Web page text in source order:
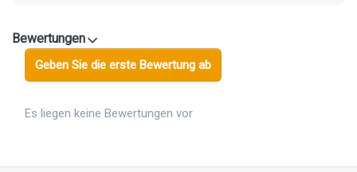
Bewertungen
Geben Sie die erste Bewertung ab
Es liegen keine Bewertungen vor